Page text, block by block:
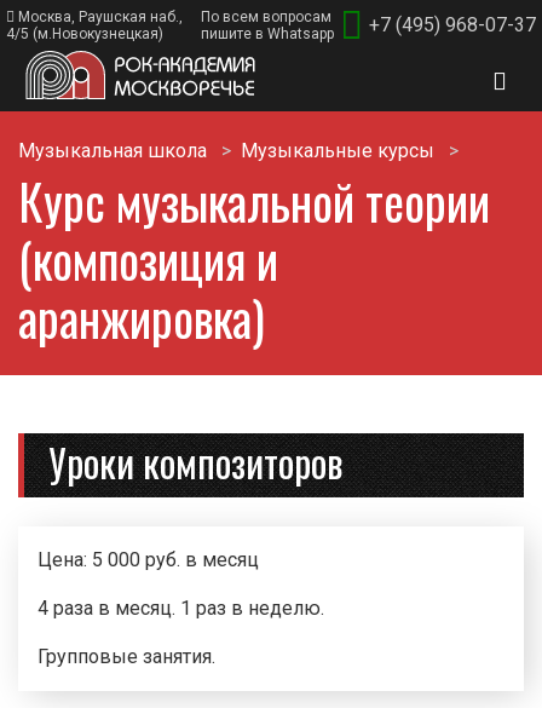
Москва, Раушская наб.,
4/5 (м.Новокузнецкая)
По всем вопросам
пишите в Whatsapp
+7 (495) 968-07-37
Музыкальная школа Музыкальные курсы
Курс музыкальной теории
(композиция и
аранжировка)
Уроки композиторов
Цена: 5 000 руб. в месяц
4 раза в месяц. 1 раз в неделю.
Групповые занятия.